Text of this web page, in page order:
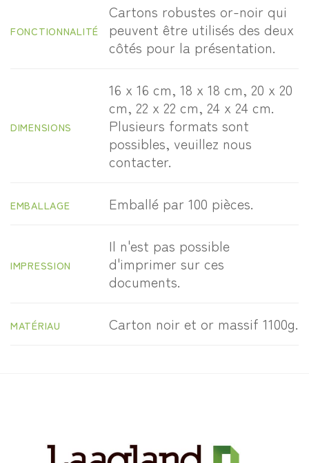
FONCTIONNALITÉ
Cartons robustes or-noir qui
peuvent être utilisés des deux
côtés pour la présentation.
DIMENSIONS
16 x 16 cm, 18 x 18 cm, 20 x 20
cm, 22 x 22 cm, 24 x 24 cm.
Plusieurs formats sont
possibles, veuillez nous
contacter.
EMBALLAGE Emballé par 100 pièces.
IMPRESSION
Il n'est pas possible
d'imprimer sur ces
documents.
MATÉRIAU Carton noir et or massif 1100g.